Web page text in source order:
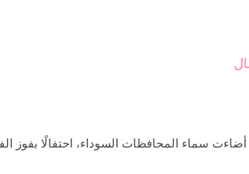
أضاءت سماء المحافظات السوداء، احتفالًا